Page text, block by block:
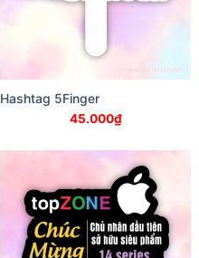
Hashtag 5Finger
45.000₫